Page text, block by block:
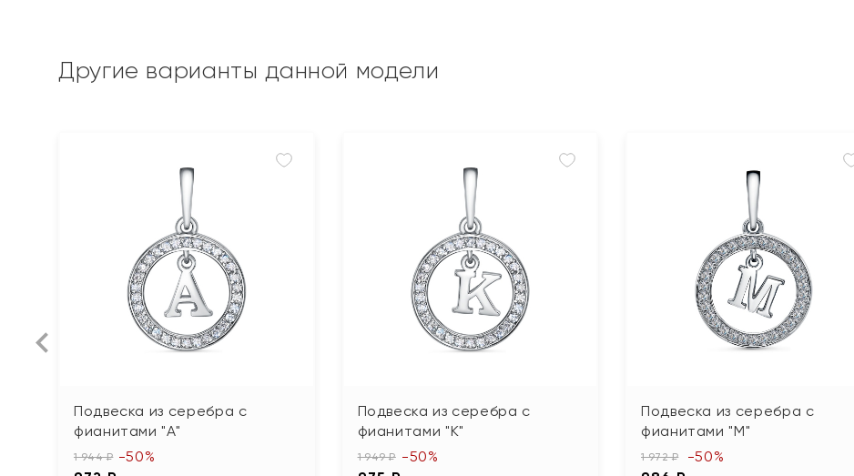
Другие варианты данной модели
Подвеска из серебра с
фианитами "А"
1 944 ₽ -50%
Подвеска из серебра с
фианитами "К"
1 949 ₽ -50%
Подвеска из серебра с
фианитами "М"
1 972 ₽ -50%